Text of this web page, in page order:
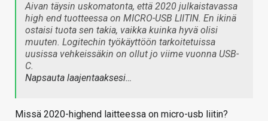
Aivan täysin uskomatonta, että 2020 julkaistavassa
high end tuotteessa on MICRO-USB LIITIN. En ikinä
ostaisi tuota sen takia, vaikka kuinka hyvä olisi
muuten. Logitechin työkäyttöön tarkoitetuissa
uusissa vehkeissäkin on ollut jo viime vuonna USB-
C.
Napsauta laajentaaksesi…
Missä 2020-highend laitteessa on micro-usb liitin?